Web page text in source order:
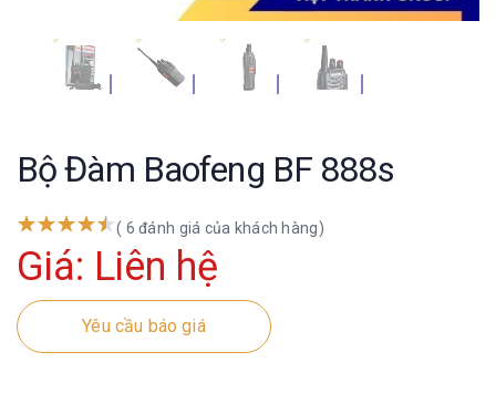
Bộ Đàm Baofeng BF 888s
( 6 đánh giá của khách hàng)
Giá: Liên hệ
Yêu cầu báo giá